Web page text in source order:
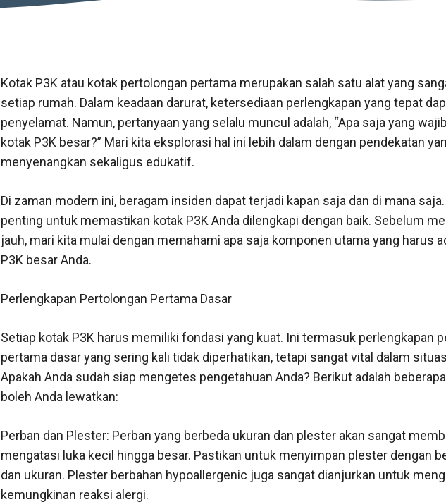
Kotak P3K atau kotak pertolongan pertama merupakan salah satu alat yang
setiap rumah. Dalam keadaan darurat, ketersediaan perlengkapan yang tepat
penyelamat. Namun, pertanyaan yang selalu muncul adalah, “Apa saja yang
kotak P3K besar?” Mari kita eksplorasi hal ini lebih dalam dengan pendekatan
menyenangkan sekaligus edukatif.
Di zaman modern ini, beragam insiden dapat terjadi kapan saja dan di mana
penting untuk memastikan kotak P3K Anda dilengkapi dengan baik. Sebelum
jauh, mari kita mulai dengan memahami apa saja komponen utama yang harus
P3K besar Anda.
Perlengkapan Pertolongan Pertama Dasar
Setiap kotak P3K harus memiliki fondasi yang kuat. Ini termasuk perlengkapan
pertama dasar yang sering kali tidak diperhatikan, tetapi sangat vital dalam
Apakah Anda sudah siap mengetes pengetahuan Anda? Berikut adalah
boleh Anda lewatkan:
Perban dan Plester: Perban yang berbeda ukuran dan plester akan sangat
mengatasi luka kecil hingga besar. Pastikan untuk menyimpan plester dengan
dan ukuran. Plester berbahan hypoallergenic juga sangat dianjurkan untuk
kemungkinan reaksi alergi.